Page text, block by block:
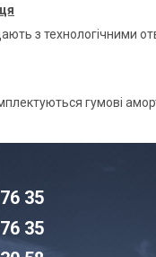
з технологічними
гумові
35
35